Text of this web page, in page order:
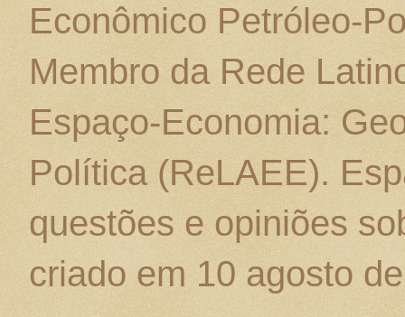
Econômico Petróleo-
Membro da Rede
Espaço-Economia:
Política (ReLAEE).
questões e opiniões
criado em 10 agosto